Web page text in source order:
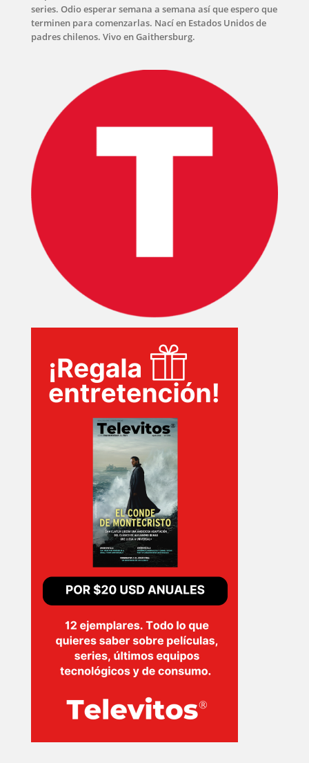
INICIO
PELICULAS
TECNOVITOS
series. Odio esperar semana a semana así que espero que
terminen para comenzarlas. Nací en Estados Unidos de
padres chilenos. Vivo en Gaithersburg.